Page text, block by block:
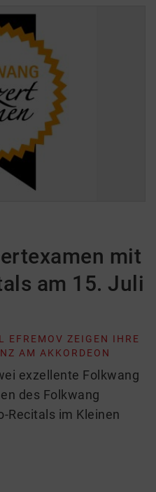
mit
am 15. Juli
EFREMOV ZEIGEN IHRE
AM AKKORDEON
exzellente Folkwang
des Folkwang
Recitals im Kleinen